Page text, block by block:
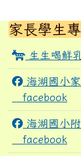
左邊區域
家長學生
生生喝鮮
海湖國小
facebook
海湖國小
facebook